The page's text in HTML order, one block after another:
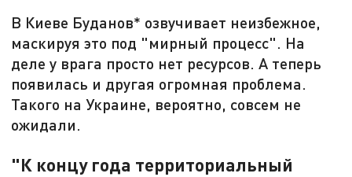
В Киеве Буданов* озвучивает неизбежное,
маскируя это под "мирный процесс". На
деле у врага просто нет ресурсов. А теперь
появилась и другая огромная проблема.
Такого на Украине, вероятно, совсем не
ожидали.
"К концу года территориальный